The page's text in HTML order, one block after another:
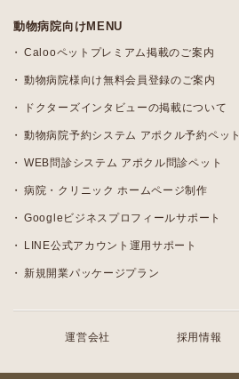
動物病院向けMENU
Calooペットプレミアム掲載のご案内
動物病院様向け無料会員登録のご案内
ドクターズインタビューの掲載について
動物病院予約システム アポクル予約ペット
WEB問診システム アポクル問診ペット
病院・クリニック ホームページ制作
Googleビジネスプロフィールサポート
LINE公式アカウント運用サポート
新規開業パッケージプラン
運営会社 採用情報